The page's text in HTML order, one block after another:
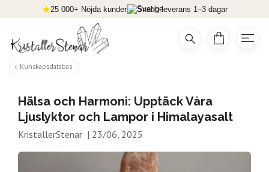
25 000+ Nöjda kunder Snabb leverans 1–3 dagar
Kunskapsdatabas
Hälsa och Harmoni: Upptäck Våra
Ljuslyktor och Lampor i Himalayasalt
KristallerStenar | 23/06, 2025